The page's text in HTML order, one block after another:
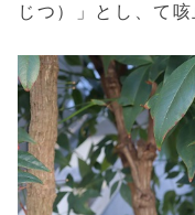
じつ）」とし、て